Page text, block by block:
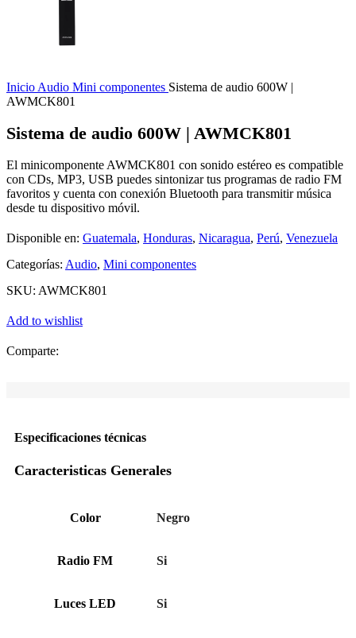
Inicio Audio Mini componentes Sistema de audio 600W |
AWMCK801
Sistema de audio 600W | AWMCK801
El minicomponente AWMCK801 con sonido estéreo es compatible
con CDs, MP3, USB puedes sintonizar tus programas de radio FM
favoritos y cuenta con conexión Bluetooth para transmitir música
desde tu dispositivo móvil.
Disponible en: Guatemala, Honduras, Nicaragua, Perú, Venezuela
Categorías: Audio, Mini componentes
SKU: AWMCK801
Add to wishlist
Comparte:
Especificaciones técnicas
Caracteristicas Generales
Color Negro
Radio FM Si
Luces LED Si